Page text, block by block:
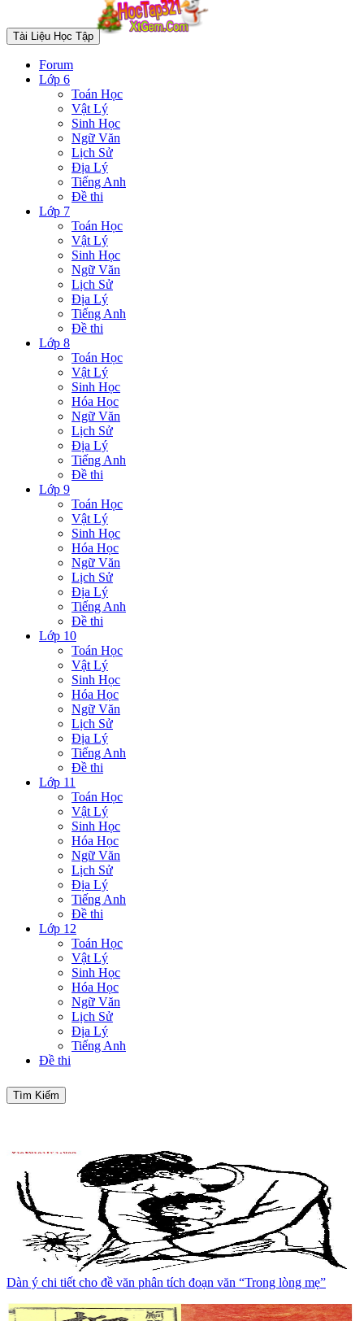
Tài Liệu Học Tập
Forum
Lớp 6
Toán Học
Vật Lý
Sinh Học
Ngữ Văn
Lịch Sử
Địa Lý
Tiếng Anh
Đề thi
Lớp 7
Toán Học
Vật Lý
Sinh Học
Ngữ Văn
Lịch Sử
Địa Lý
Tiếng Anh
Đề thi
Lớp 8
Toán Học
Vật Lý
Sinh Học
Hóa Học
Ngữ Văn
Lịch Sử
Địa Lý
Tiếng Anh
Đề thi
Lớp 9
Toán Học
Vật Lý
Sinh Học
Hóa Học
Ngữ Văn
Lịch Sử
Địa Lý
Tiếng Anh
Đề thi
Lớp 10
Toán Học
Vật Lý
Sinh Học
Hóa Học
Ngữ Văn
Lịch Sử
Địa Lý
Tiếng Anh
Đề thi
Lớp 11
Toán Học
Vật Lý
Sinh Học
Hóa Học
Ngữ Văn
Lịch Sử
Địa Lý
Tiếng Anh
Đề thi
Lớp 12
Toán Học
Vật Lý
Sinh Học
Hóa Học
Ngữ Văn
Lịch Sử
Địa Lý
Tiếng Anh
Đề thi
Tìm Kiếm
Dàn ý chi tiết cho đề văn phân tích đoạn văn “Trong lòng mẹ”